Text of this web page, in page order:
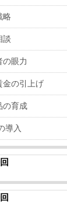
略
談
の眼力
金の引上げ
の育成
導入